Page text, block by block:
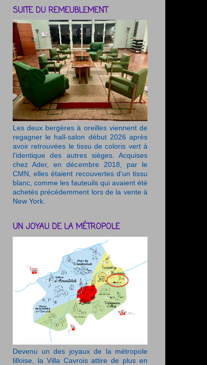
SUITE DU REMEUBLEMENT
Les deux bergères à oreilles viennent de
regagner le hall-salon début 2026 après
avoir retrouvées le tissu de coloris vert à
l'identique des autres sièges. Acquises
chez Ader, en décembre 2018, par le
CMN, elles étaient recouvertes d'un tissu
blanc, comme les fauteuils qui avaient été
achetés précédemment lors de la vente à
New York.
UN JOYAU DE LA MÉTROPOLE
Devenu un des joyaux de la métropole
lilloise, la Villa Cavrois attire de plus en